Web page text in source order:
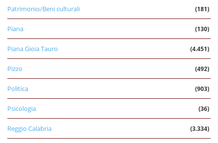
Patrimonio/Beni culturali (181)
Piana (130)
Piana Gioia Tauro (4.451)
Pizzo (492)
Politica (903)
Psicologia (36)
Reggio Calabria (3.334)